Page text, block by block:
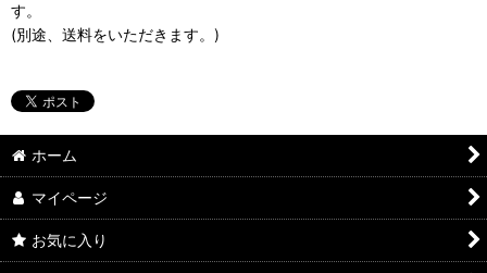
す。
(別途、送料をいただきます。)
ホーム
マイページ
お気に入り